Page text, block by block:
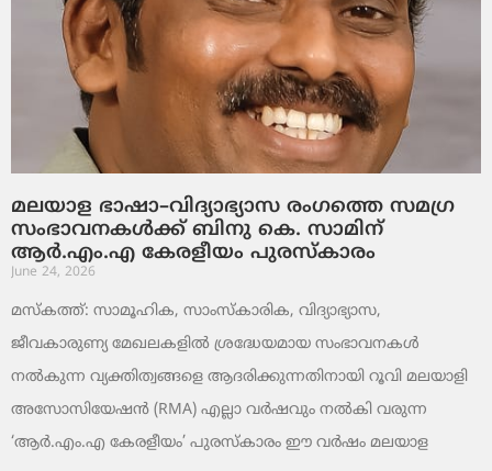
മലയാള ഭാഷാ–വിദ്യാഭ്യാസ രംഗത്തെ സമഗ്ര
സംഭാവനകൾക്ക് ബിനു കെ. സാമിന്
ആർ.എം.എ കേരളീയം പുരസ്‌കാരം
June 24, 2026
മസ്കത്ത്: സാമൂഹിക, സാംസ്‌കാരിക, വിദ്യാഭ്യാസ,
ജീവകാരുണ്യ മേഖലകളിൽ ശ്രദ്ധേയമായ സംഭാവനകൾ
നൽകുന്ന വ്യക്തിത്വങ്ങളെ ആദരിക്കുന്നതിനായി റൂവി മലയാളി
അസോസിയേഷൻ (RMA) എല്ലാ വർഷവും നൽകി വരുന്ന
‘ആർ.എം.എ കേരളീയം’ പുരസ്‌കാരം ഈ വർഷം മലയാള